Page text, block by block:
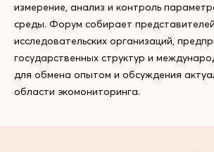
измерение, анализ и контроль
среды. Форум собирает
исследовательских организаций,
государственных структур и
для обмена опытом и обсуждения
области экомониторинга.